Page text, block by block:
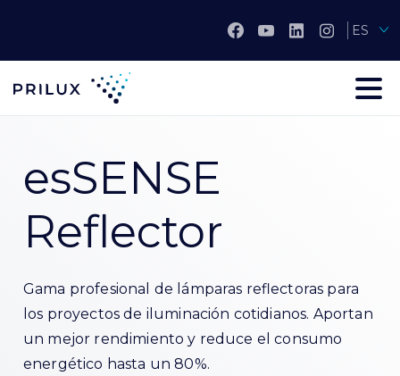
ES
esSENSE
Reflector
Gama profesional de lámparas reflectoras para
los proyectos de iluminación cotidianos. Aportan
un mejor rendimiento y reduce el consumo
energético hasta un 80%.